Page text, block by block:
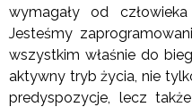
wymagały od
Jesteśmy
wszystkim właśnie do
aktywny tryb życia, nie
predyspozycje, lecz